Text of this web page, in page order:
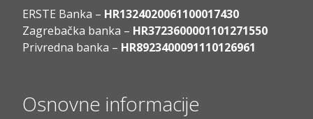
ERSTE Banka – HR1324020061100017430
Zagrebačka banka – HR3723600001101271550
Privredna banka – HR8923400091110126961
Osnovne informacije